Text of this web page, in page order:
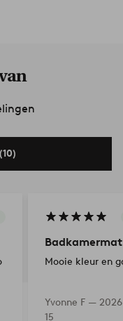
Badkamermat
Mooie kleur en
Yvonne F —
15